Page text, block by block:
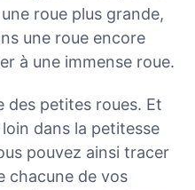
roue plus grande,
une roue encore
à une immense roue.
des petites roues. Et
dans la petitesse
pouvez ainsi tracer
chacune de vos